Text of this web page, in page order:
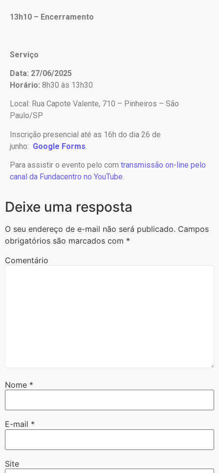
13h10 – Encerramento
Serviço
Data: 27/06/2025
Horário: 8h30 às 13h30
Local: Rua Capote Valente, 710 – Pinheiros – São
Paulo/SP
Inscrição presencial até as 16h do dia 26 de
junho: Google Forms
Para assistir o evento pelo com transmissão on-line pelo
canal da Fundacentro no YouTube.
Deixe uma resposta
O seu endereço de e-mail não será publicado. Campos
obrigatórios são marcados com *
Comentário
Nome *
E-mail *
Site